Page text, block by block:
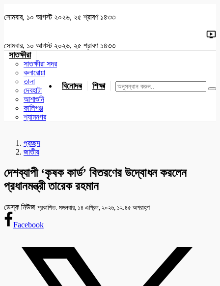
সোমবার, ১০ আগস্ট ২০২৬, ২৫ শ্রাবণ ১৪৩৩
সোমবার, ১০ আগস্ট ২০২৬, ২৫ শ্রাবণ ১৪৩৩
সাতক্ষীরা
সাতক্ষীরা সদর
কলারোয়া
তালা
দেবহাটা
আশাশুনি
কালিগঞ্জ
শ্যামনগর
বিনোদন শিক্ষা খেলাধুলা জাতীয় যশোর
প্রচ্ছদ
জাতীয়
দেশব্যাপী ‘কৃষক কার্ড’ বিতরণের উদ্বোধন করলেন
প্রধানমন্ত্রী তারেক রহমান
ডেস্ক নিউজ প্রকাশিত: মঙ্গলবার, ১৪ এপ্রিল, ২০২৬, ১২:৪৫ অপরাহ্ণ
Facebook